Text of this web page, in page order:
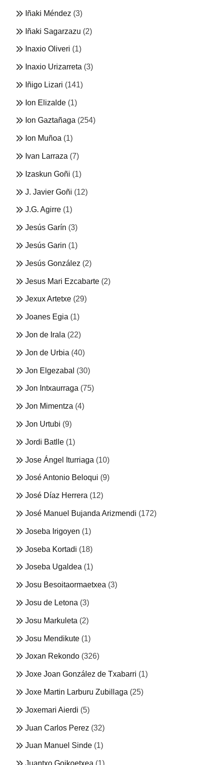
Iñaki Méndez (3)
Iñaki Sagarzazu (2)
Inaxio Oliveri (1)
Inaxio Urizarreta (3)
Iñigo Lizari (141)
Ion Elizalde (1)
Ion Gaztañaga (254)
Ion Muñoa (1)
Ivan Larraza (7)
Izaskun Goñi (1)
J. Javier Goñi (12)
J.G. Agirre (1)
Jesús Garín (3)
Jesús Garin (1)
Jesús González (2)
Jesus Mari Ezcabarte (2)
Jexux Artetxe (29)
Joanes Egia (1)
Jon de Irala (22)
Jon de Urbia (40)
Jon Elgezabal (30)
Jon Intxaurraga (75)
Jon Mimentza (4)
Jon Urtubi (9)
Jordi Batlle (1)
Jose Ángel Iturriaga (10)
José Antonio Beloqui (9)
José Díaz Herrera (12)
José Manuel Bujanda Arizmendi (172)
Joseba Irigoyen (1)
Joseba Kortadi (18)
Joseba Ugaldea (1)
Josu Besoitaormaetxea (3)
Josu de Letona (3)
Josu Markuleta (2)
Josu Mendikute (1)
Joxan Rekondo (326)
Joxe Joan González de Txabarri (1)
Joxe Martin Larburu Zubillaga (25)
Joxemari Aierdi (5)
Juan Carlos Perez (32)
Juan Manuel Sinde (1)